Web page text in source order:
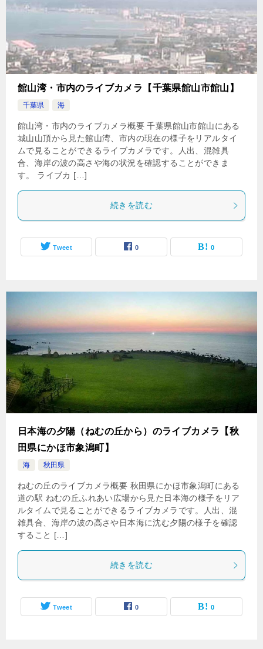
館山湾・市内のライブカメラ【千葉県館山市館山】
千葉県 海
館山湾・市内のライブカメラ概要 千葉県館山市館山にある
城山山頂から見た館山湾、市内の現在の様子をリアルタイ
ムで見ることができるライブカメラです。人出、混雑具
合、海岸の波の高さや海の状況を確認することができま
す。 ライブカ […]
続きを読む
Tweet 0 0
日本海の夕陽（ねむの丘から）のライブカメラ【秋
田県にかほ市象潟町】
海 秋田県
ねむの丘のライブカメラ概要 秋田県にかほ市象潟町にある
道の駅 ねむの丘ふれあい広場から見た日本海の様子をリア
ルタイムで見ることができるライブカメラです。人出、混
雑具合、海岸の波の高さや日本海に沈む夕陽の様子を確認
すること […]
続きを読む
Tweet 0 0